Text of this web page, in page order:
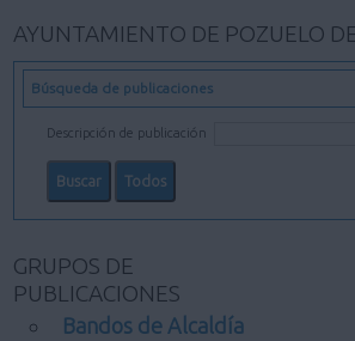
MI CARPETA
INFORMACIÓN MUNICIPAL
AYUNTAMIENTO DE POZUELO
Búsqueda de publicaciones
Descripción de publicación
GRUPOS DE
PUBLICACIONES
Bandos de Alcaldía